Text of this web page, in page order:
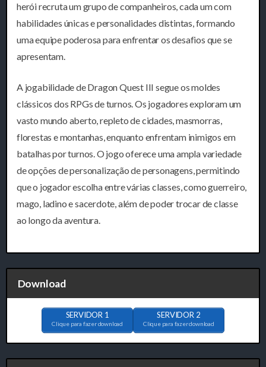
herói recruta um grupo de companheiros, cada um com
habilidades únicas e personalidades distintas, formando
uma equipe poderosa para enfrentar os desafios que se
apresentam.
A jogabilidade de Dragon Quest III segue os moldes
clássicos dos RPGs de turnos. Os jogadores exploram um
vasto mundo aberto, repleto de cidades, masmorras,
florestas e montanhas, enquanto enfrentam inimigos em
batalhas por turnos. O jogo oferece uma ampla variedade
de opções de personalização de personagens, permitindo
que o jogador escolha entre várias classes, como guerreiro,
mago, ladino e sacerdote, além de poder trocar de classe
ao longo da aventura.
Download
SERVIDOR 1
Clique para fazer download
SERVIDOR 2
Clique para fazer download